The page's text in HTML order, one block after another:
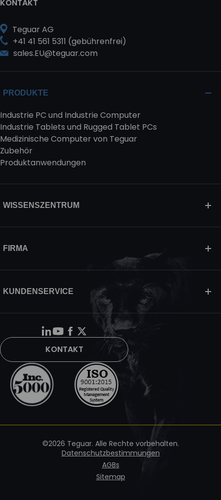
KONTAKT
Teguar AG
+41 41 561 5311 (gebührenfrei)
sales.EU@teguar.com
PRODUKTE
Industrie PC und Industrie Computer
Industrie Tablets und Rugged Tablet PCs
Medizinische Computer von Teguar
Zubehör
Produktanwendungen
WISSENSZENTRUM
FIRMA
KUNDENSERVICE
KONTAKT
©2026 Teguar. Alle Rechte vorbehalten.
Datenschutzbestimmungen
AGBs
Sitemap